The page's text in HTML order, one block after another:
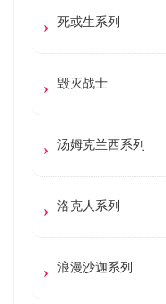
死或生系列
毁灭战士
汤姆克兰西系列
洛克人系列
浪漫沙迦系列